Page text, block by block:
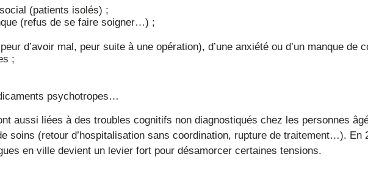
(patients isolés) ;
(refus de se faire soigner…) ;
d’avoir mal, peur suite à une opération), d’une anxiété ou d’un manque de
;
psychotropes…
soins (retour d’hospitalisation sans coordination, rupture de traitement…). En
en ville devient un levier fort pour désamorcer certaines tensions.